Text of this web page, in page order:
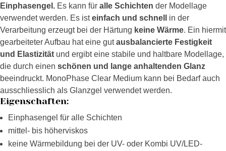
Einphasengel. Es kann für alle Schichten der Modellage
verwendet werden. Es isteinfach und schnell
in der
Verarbeitung erzeugt bei der Härtung keine Wärme. Ein hiermit
gearbeiteter Aufbau hat eine gutausbalancierte Festigkeit
und Elastizität und ergibt eine stabile und haltbare Modellage,
die durch einen schönen und lange anhaltenden Glanz
beeindruckt. MonoPhase Clear Medium kann bei Bedarf auch
ausschliesslich als Glanzgel verwendet werden.
Eigenschaften:
Einphasengel für alle Schichten
mittel- bis höherviskos
keine Wärmebildung bei der UV- oder Kombi UV/LED-